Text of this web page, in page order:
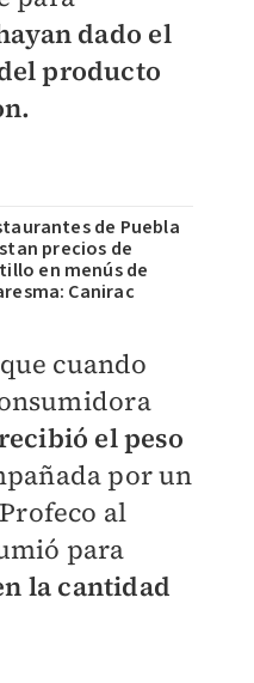
dado el
producto
de Puebla
precios de
en menús de
Canirac
cuando
el peso
por un
al
para
la cantidad